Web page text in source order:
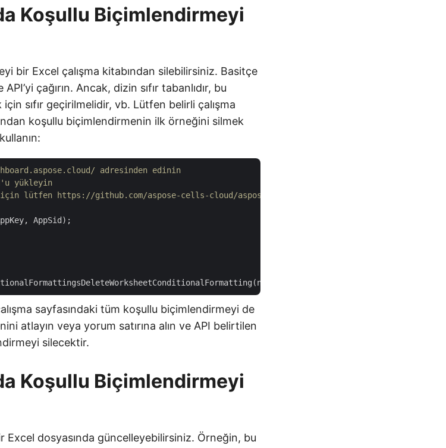
Koşullu Biçimlendirmeyi
bir Excel çalışma kitabından silebilirsiniz. Basitçe
çağırın. Ancak, dizin sıfır tabanlıdır, bu
sıfır geçirilmelidir, vb. Lütfen belirli çalışma
koşullu biçimlendirmenin ilk örneğini silmek
adresinden edinin
yükleyin
lütfen https://github.com/aspose-cells-cloud/aspose-cells-cloud-dotnet adresine gidin.
sayfasındaki tüm koşullu biçimlendirmeyi de
atlayın veya yorum satırına alın ve API belirtilen
silecektir.
Koşullu Biçimlendirmeyi
dosyasında güncelleyebilirsiniz. Örneğin, bu